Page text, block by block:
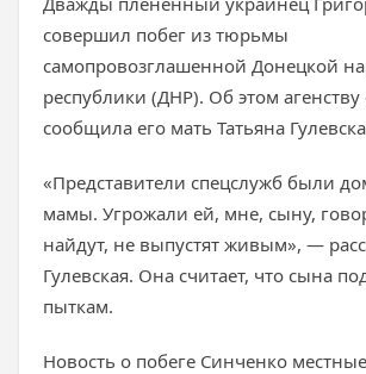
совершил побег из тюрьмы
самопровозглашенной Донецкой
республики (ДНР). Об этом
сообщила его мать Татьяна
«Представители спецслужб были
мамы. Угрожали ей, мне, сыну,
найдут, не выпустят живым», —
Гулевская. Она считает, что сына
пыткам.
Новость о побеге Синченко